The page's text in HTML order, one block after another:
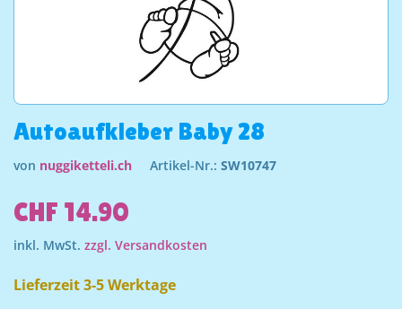
Autoaufkleber Baby 28
von nuggiketteli.ch Artikel-Nr.: SW10747
CHF 14.90
inkl. MwSt. zzgl. Versandkosten
Lieferzeit 3-5 Werktage